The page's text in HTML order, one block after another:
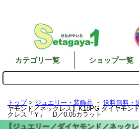
カテゴリ一覧 ショップ一覧
トップ> ジュエリー・装飾品 ・ 送料無料・
ヤモンド／ネックレス】K18PG ダイヤモン
クレス『Ｙ』 D／0.05カラット